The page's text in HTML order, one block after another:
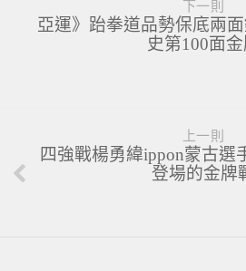
下一則
亞運》跆拳道品勢保底兩
上一則
四強戰楊勇緯ippon蒙古選